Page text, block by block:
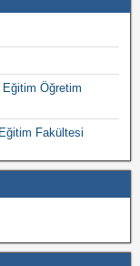
Öğretim
Fakültesi